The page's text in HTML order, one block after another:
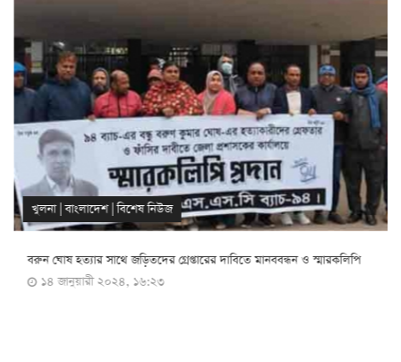
খুলনা|বাংলাদেশ|বিশেষ নিউজ
বরুন ঘোষ হত্যার সাথে জড়িতদের গ্রেপ্তারের দাবিতে মানববন্ধন ও স্মারকলিপি
১৪ জানুয়ারী ২০২৪, ১৬:২৩